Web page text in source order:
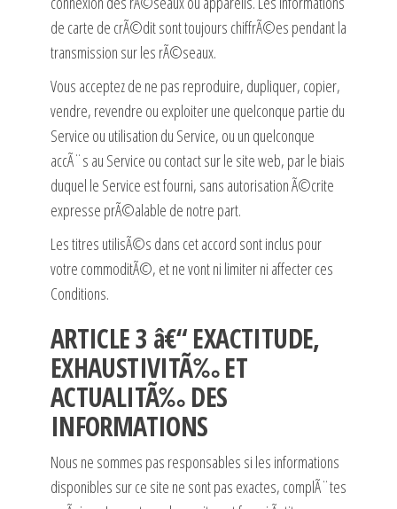
de carte de crÃ©dit sont toujours chiffrÃ©es pendant la
transmission sur les rÃ©seaux.
Vous acceptez de ne pas reproduire, dupliquer, copier,
vendre, revendre ou exploiter une quelconque partie du
Service ou utilisation du Service, ou un quelconque
accÃ¨s au Service ou contact sur le site web, par le biais
duquel le Service est fourni, sans autorisation Ã©crite
expresse prÃ©alable de notre part.
Les titres utilisÃ©s dans cet accord sont inclus pour
votre commoditÃ©, et ne vont ni limiter ni affecter ces
Conditions.
ARTICLE 3 â€“ EXACTITUDE,
EXHAUSTIVITÃ‰ ET
ACTUALITÃ‰ DES
INFORMATIONS
Nous ne sommes pas responsables si les informations
disponibles sur ce site ne sont pas exactes, complÃ¨tes